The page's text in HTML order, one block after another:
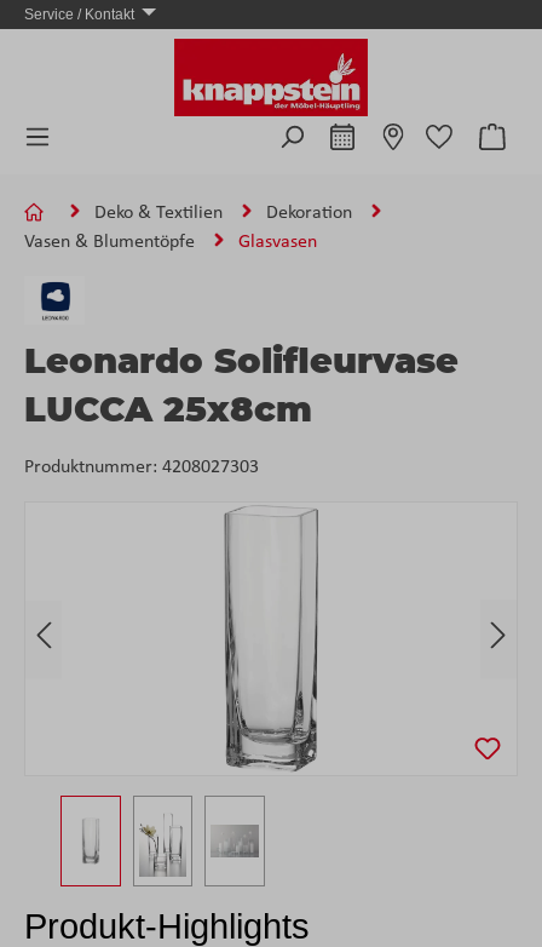
Zum Hauptinhalt springen
Service / Kontakt
Deko & Textilien
Dekoration
Vasen & Blumentöpfe
Glasvasen
Bildergalerie überspringen
Leonardo Solifleurvase
LUCCA 25x8cm
Produktnummer: 4208027303
Produkt-Highlights